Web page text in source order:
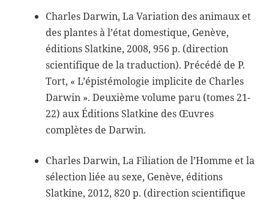
Charles Darwin, La Variation des animaux et
des plantes à l’état domestique, Genève,
éditions Slatkine, 2008, 956 p. (direction
scientifique de la traduction). Précédé de P.
Tort, « L’épistémologie implicite de Charles
Darwin ». Deuxième volume paru (tomes 21-
22) aux Éditions Slatkine des Œuvres
complètes de Darwin.
Charles Darwin, La Filiation de l’Homme et la
sélection liée au sexe, Genève, éditions
Slatkine, 2012, 820 p. (direction scientifique